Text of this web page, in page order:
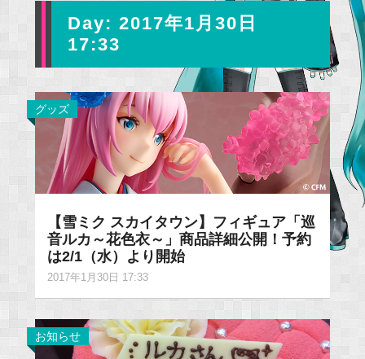
Day: 2017年1月30日
17:33
グッズ
【雪ミク スカイタウン】フィギュア「巡
音ルカ～花色衣～」商品詳細公開！予約
は2/1（水）より開始
2017年1月30日 17:33
お知らせ